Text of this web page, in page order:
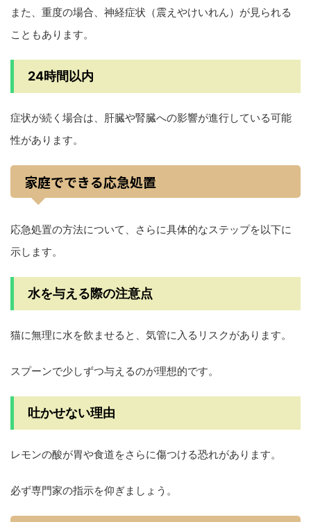
また、重度の場合、神経症状（震えやけいれん）が見られる
こともあります。
24時間以内
症状が続く場合は、肝臓や腎臓への影響が進行している可能
性があります。
家庭でできる応急処置
応急処置の方法について、さらに具体的なステップを以下に
示します。
水を与える際の注意点
猫に無理に水を飲ませると、気管に入るリスクがあります。
スプーンで少しずつ与えるのが理想的です。
吐かせない理由
レモンの酸が胃や食道をさらに傷つける恐れがあります。
必ず専門家の指示を仰ぎましょう。